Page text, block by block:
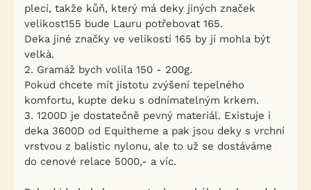
plecí, takže kůň, který má deky jiných značek
velikost155 bude Lauru potřebovat 165.
Deka jiné značky ve velikosti 165 by jí mohla být
velkà.
2. Gramáž bych volila 150 - 200g.
Pokud chcete mít jistotu zvýšení tepelného
komfortu, kupte deku s odnímatelným krkem.
3. 1200D je dostatečně pevný materiál. Existuje i
deka 3600D od Equitheme a pak jsou deky s vrchní
vrstvou z balistic nylonu, ale to už se dostáváme
do cenové relace 5000,- a víc.